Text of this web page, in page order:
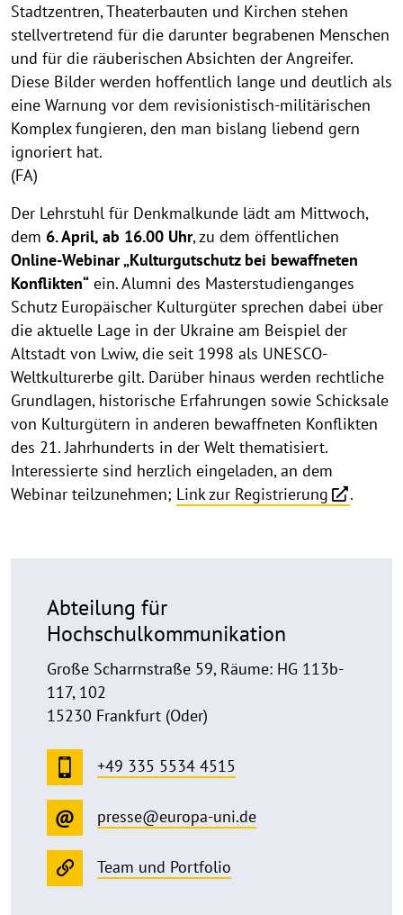
Stadtzentren, Theaterbauten und Kirchen stehen
stellvertretend für die darunter begrabenen Menschen
und für die räuberischen Absichten der Angreifer.
Diese Bilder werden hoffentlich lange und deutlich als
eine Warnung vor dem revisionistisch-militärischen
Komplex fungieren, den man bislang liebend gern
ignoriert hat.
(FA)
Der Lehrstuhl für Denkmalkunde lädt am Mittwoch,
dem 6. April, ab 16.00 Uhr, zu dem öffentlichen
Online-Webinar „Kulturgutschutz bei bewaffneten
Konflikten“ ein. Alumni des Masterstudienganges
Schutz Europäischer Kulturgüter sprechen dabei über
die aktuelle Lage in der Ukraine am Beispiel der
Altstadt von Lwiw, die seit 1998 als UNESCO-
Weltkulturerbe gilt. Darüber hinaus werden rechtliche
Grundlagen, historische Erfahrungen sowie Schicksale
von Kulturgütern in anderen bewaffneten Konflikten
des 21. Jahrhunderts in der Welt thematisiert.
Interessierte sind herzlich eingeladen, an dem
Webinar teilzunehmen; Link zur Registrierung .
Abteilung für
Hochschulkommunikation
Große Scharrnstraße 59, Räume: HG 113b-
117, 102
15230 Frankfurt (Oder)
+49 335 5534 4515
presse@europa-uni.de
Team und Portfolio